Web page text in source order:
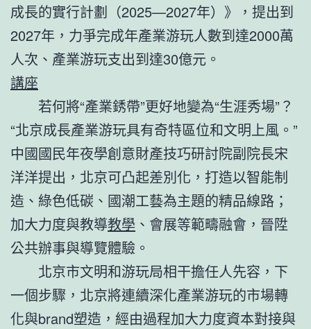
成長的實行計劃（2025—2027年）》，提出到
2027年，力爭完成年產業游玩人數到達2000萬
人次、產業游玩支出到達30億元。
講座
若何將“產業銹帶”更好地變為“生涯秀場”？
“北京成長產業游玩具有奇特區位和文明上風。”
中國國民年夜學創意財產技巧研討院副院長宋
洋洋提出，北京可凸起差別化，打造以智能制
造、綠色低碳、國潮工藝為主題的精品線路；
加大力度與教導教學 、會展等範疇融會，晉陞
公共辦事與導覽體驗。
北京市文明和游玩局相干擔任人先容，下
一個步驟，北京將連續深化產業游玩的市場轉
化與brand塑造，經由過程加大力度資本對接與